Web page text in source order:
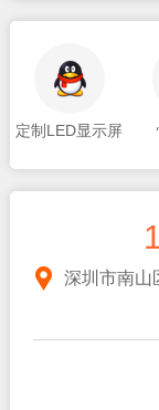
定制LED显示屏
深圳市南山